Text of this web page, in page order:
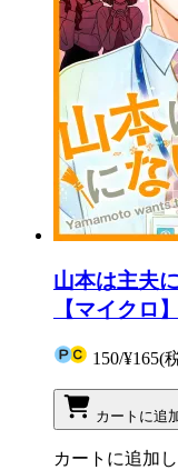
山本は主夫
【マイクロ
150/¥165(
カートに追
カートに追加